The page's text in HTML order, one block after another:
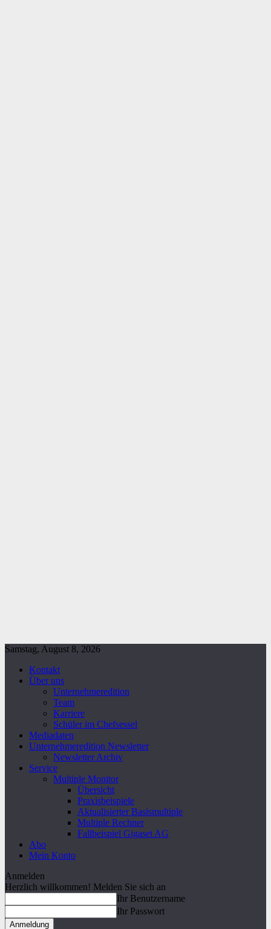
Samstag, August 8, 2026
Kontakt
Über uns
Unternehmeredition
Team
Karriere
Schüler im Chefsessel
Mediadaten
Unternehmeredition Newsletter
Newsletter Archiv
Service
Multiple Monitor
Übersicht
Praxisbeispiele
Aktualisierter Basismultiple
Multiple Rechner
Fallbeispiel Gigaset AG
Abo
Mein Konto
Anmelden
Herzlich willkommen! Melden Sie sich an
Ihr Benutzername
Ihr Passwort